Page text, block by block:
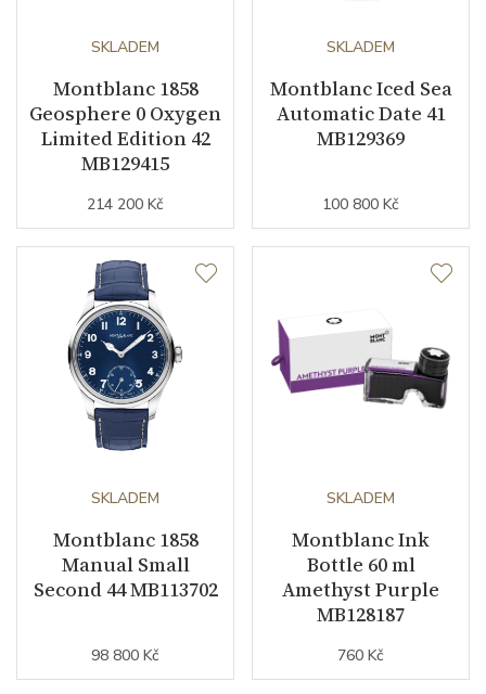
Kyvy strojku
Funkce
Sekundová ručka NE
Astronomická komplikace
dvojítá měsíční fáze (otočné
glóby severní a jižní
polokoule)
Ukazatel dne a noci
Barva číselníku černá / antracitová
indexy / arabské číslice
Řemínek / Spona
SKLADEM
Montblanc 1858
Geosphere 0 Oxygen
Limited Edition 42
MB129415
214 200 Kč
SKLADEM
Montblanc Iced Sea
Automatic Date 41
MB129369
100 800 Kč
SKLADEM
Montblanc 1858
Manual Small
Second 44 MB113702
98 800 Kč
SKLADEM
Montblanc Ink
Bottle 60 ml
Amethyst Purple
MB128187
760 Kč